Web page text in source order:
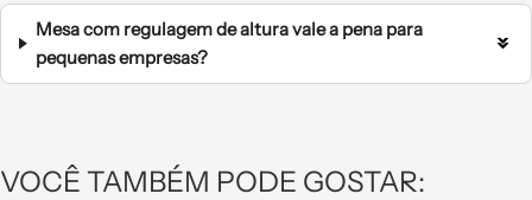
Mesa com regulagem de altura vale a pena para
pequenas empresas?
VOCÊ TAMBÉM PODE GOSTAR: